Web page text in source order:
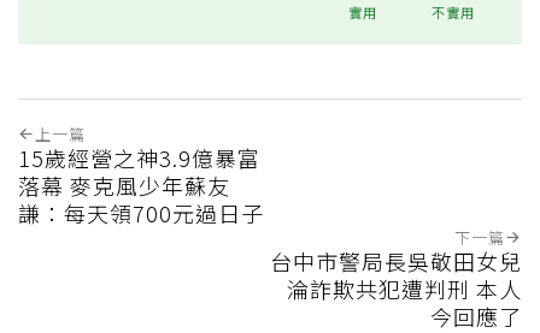
實用 不實用
上一篇
15歲經營之神3.9億暴富
落幕 麥克風少年蘇友
謙：每天領700元過日子
下一篇
台中市警局長吳敬田女兒
淪詐欺共犯遭判刑 本人
今回應了